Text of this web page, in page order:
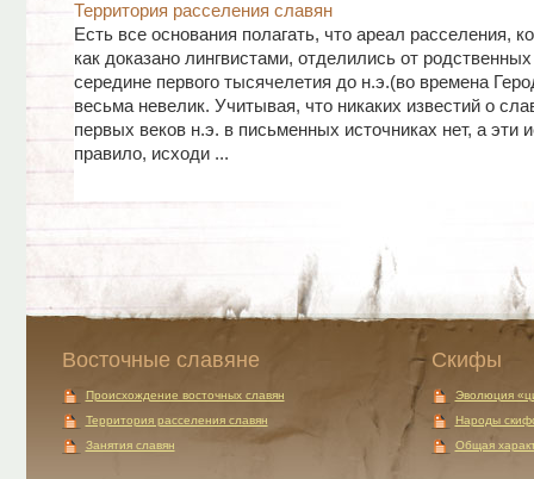
Территория расселения славян
Есть все основания полагать, что ареал расселения,
как доказано лингвистами, отделились от
середине первого тысячелетия до н.э.(во времена
весьма невелик. Учитывая, что никаких известий о
первых веков н.э. в письменных источниках нет, а эти
правило, исходи ...
Восточные славяне
Происхождение восточных славян
Территория расселения славян
Занятия славян
Скифы
Эволюция
Народы
Общая